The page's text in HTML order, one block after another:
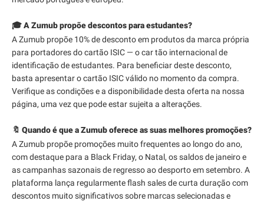
🎓 A Zumub propõe descontos para estudantes?
A Zumub propõe 10% de desconto em produtos da marca própria
para portadores do cartão ISIC — o car tão internacional de
identificação de estudantes. Para beneficiar deste desconto,
basta apresentar o cartão ISIC válido no momento da compra.
Verifique as condições e a disponibilidade desta oferta na nossa
página, uma vez que pode estar sujeita a alterações.
🔖 Quando é que a Zumub oferece as suas melhores promoções?
A Zumub propõe promoções muito frequentes ao longo do ano,
com destaque para a Black Friday, o Natal, os saldos de janeiro e
as campanhas sazonais de regresso ao desporto em setembro. A
plataforma lança regularmente flash sales de curta duração com
descontos muito significativos sobre marcas selecionadas e